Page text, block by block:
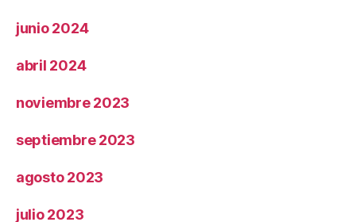
junio 2024
abril 2024
noviembre 2023
septiembre 2023
agosto 2023
julio 2023